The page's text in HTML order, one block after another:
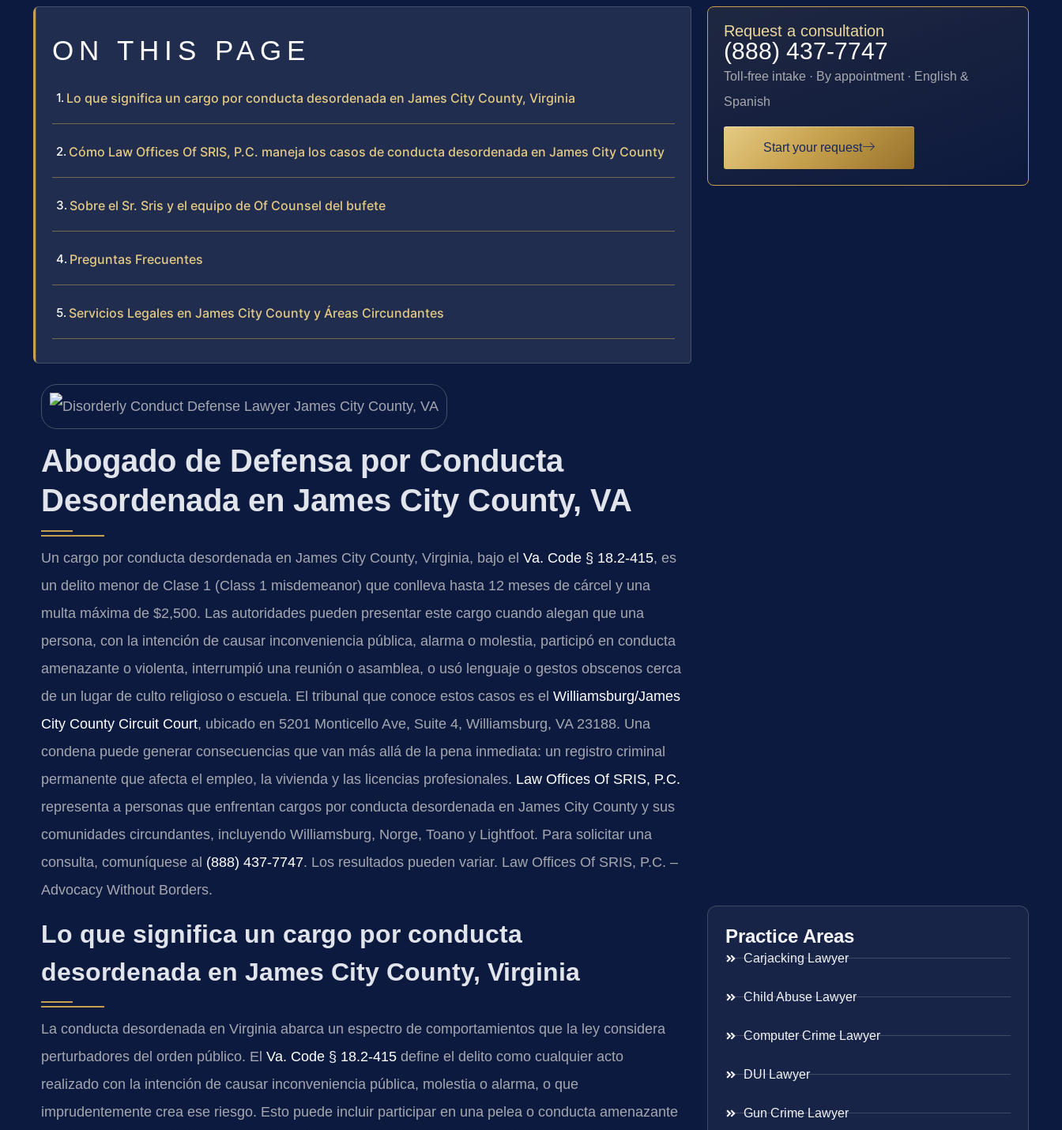
ON THIS PAGE
Lo que significa un cargo por conducta desordenada en James City County, Virginia
Cómo Law Offices Of SRIS, P.C. maneja los casos de conducta desordenada en James City County
Sobre el Sr. Sris y el equipo de Of Counsel del bufete
Preguntas Frecuentes
Servicios Legales en James City County y Áreas Circundantes
Abogado de Defensa por Conducta
Desordenada en James City County, VA
Un cargo por conducta desordenada en James City County, Virginia, bajo el Va. Code § 18.2-415, es
un delito menor de Clase 1 (Class 1 misdemeanor) que conlleva hasta 12 meses de cárcel y una
multa máxima de $2,500. Las autoridades pueden presentar este cargo cuando alegan que una
persona, con la intención de causar inconveniencia pública, alarma o molestia, participó en conducta
amenazante o violenta, interrumpió una reunión o asamblea, o usó lenguaje o gestos obscenos cerca
de un lugar de culto religioso o escuela. El tribunal que conoce estos casos es el Williamsburg/James
City County Circuit Court, ubicado en 5201 Monticello Ave, Suite 4, Williamsburg, VA 23188. Una
condena puede generar consecuencias que van más allá de la pena inmediata: un registro criminal
permanente que afecta el empleo, la vivienda y las licencias profesionales. Law Offices Of SRIS, P.C.
representa a personas que enfrentan cargos por conducta desordenada en James City County y sus
comunidades circundantes, incluyendo Williamsburg, Norge, Toano y Lightfoot. Para solicitar una
consulta, comuníquese al (888) 437-7747. Los resultados pueden variar. Law Offices Of SRIS, P.C. –
Advocacy Without Borders.
Lo que significa un cargo por conducta
desordenada en James City County, Virginia
La conducta desordenada en Virginia abarca un espectro de comportamientos que la ley considera
perturbadores del orden público. El Va. Code § 18.2-415 define el delito como cualquier acto
realizado con la intención de causar inconveniencia pública, molestia o alarma, o que
imprudentemente crea ese riesgo. Esto puede incluir participar en una pelea o conducta amenazante
Request a consultation
(888) 437-7747
Toll-free intake · By appointment · English &
Spanish
Start your request
Practice Areas
Carjacking Lawyer
Child Abuse Lawyer
Computer Crime Lawyer
DUI Lawyer
Gun Crime Lawyer